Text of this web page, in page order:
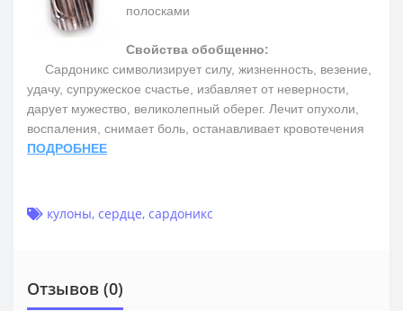
полосками
Свойства обобщенно:
Сардоникс символизирует силу, жизненность, везение,
удачу, супружеское счастье, избавляет от неверности,
дарует мужество, великолепный оберег. Лечит опухоли,
воспаления, снимает боль, останавливает кровотечения
ПОДРОБНЕЕ
кулоны, сердце, сардоникс
Отзывов (0)